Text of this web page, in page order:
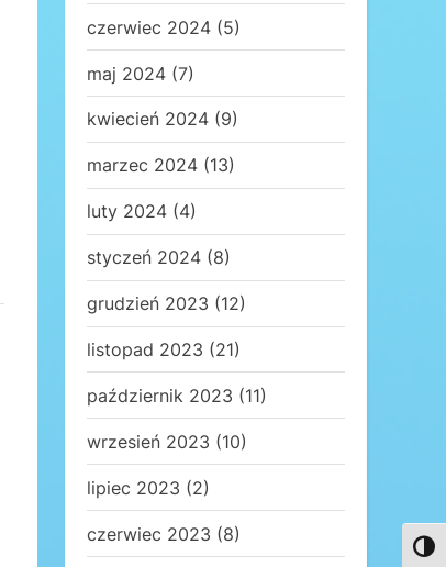
czerwiec 2024 (5)
maj 2024 (7)
kwiecień 2024 (9)
marzec 2024 (13)
luty 2024 (4)
styczeń 2024 (8)
grudzień 2023 (12)
listopad 2023 (21)
październik 2023 (11)
wrzesień 2023 (10)
lipiec 2023 (2)
czerwiec 2023 (8)